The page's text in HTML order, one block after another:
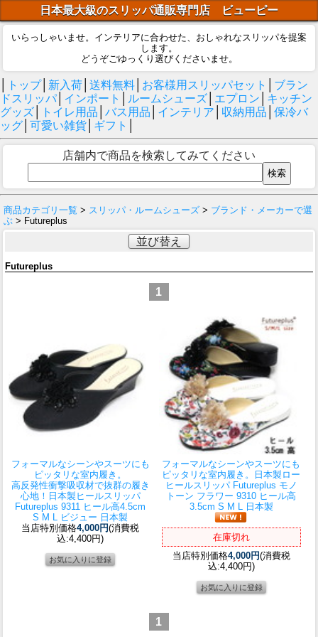
日本最大級のスリッパ通販専門店 ビューピー
いらっしゃいませ。インテリアに合わせた、おしゃれなスリッパを提案
します。
どうぞごゆっくり選びくださいませ。
トップ│ 新入荷 送料無料 お客様用スリッパセット
ブラン
ドスリッパ│ インポート ルームシューズ エプロン
キッチン
グッズ
トイレ用品 バス用品 インテリア 収納用品
保冷バ
ッグ 可愛い雑貨 ギフト
店舗内で商品を検索してみてください
商品カテゴリ一覧 > スリッパ・ルームシューズ > ブランド・メーカーで選
ぶ > Futureplus
並び替え
Futureplus
1
フォーマルなシーンやスーツにも
ピッタリな室内履き。
高反発性衝撃吸収材で抜群の履き
心地！日本製 ヒールスリッパ
Futureplus 9311 ヒール高4.5cm
S M L ビジュー 日本製
当店特別価格4,000円(消費税
込:4,400円)
フォーマルなシーンやスーツにも
ピッタリな室内履き。日本製 ロー
ヒールスリッパ Futureplus モノ
トーン フラワー 9310 ヒール高
3.5cm S M L 日本製
在庫切れ
当店特別価格4,000円(消費税
込:4,400円)
1